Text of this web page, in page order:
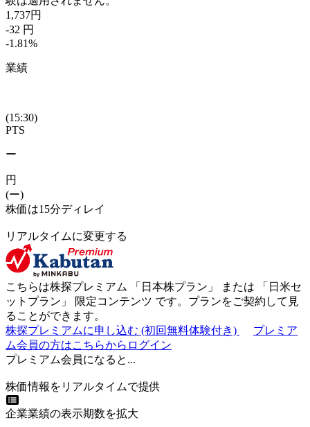
1,737円
-32 円
-1.81%
業績
(15:30)
PTS
ー
円
(ー)
株価は15分ディレイ
リアルタイムに変更する
こちらは株探プレミアム 「 日本株プラン 」 または 「 日米セ
ットプラン 」 限定コンテンツ です。プランをご契約して見
ることができます。
株探プレミアムに申し込む (初回無料体験付き)
プレミア
ム会員の方はこちらからログイン
プレミアム会員になると...
株価情報をリアルタイムで提供
企業業績の表示期数を拡大